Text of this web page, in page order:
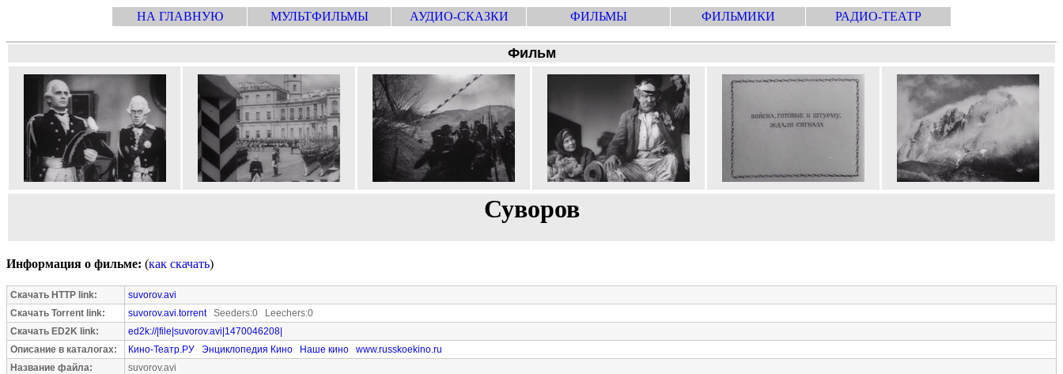
НА ГЛАВНУЮ МУЛЬТФИЛЬМЫ АУДИО-СКАЗКИ ФИЛЬМЫ ФИЛЬМИКИ РАДИО-ТЕАТР
Фильм
Суворов
Информация о фильме: (как скачать)
Скачать HTTP link:
suvorov.avi
Скачать Torrent link:
suvorov.avi.torrentSeeders:0 Leechers:0
Скачать ED2K link:
ed2k://|file|suvorov.avi|1470046208|
Описание в каталогах:
Кино-Театр.РУ Энциклопедия Кино Наше кино
www.russkoekino.ru
Название файла:
suvorov.avi